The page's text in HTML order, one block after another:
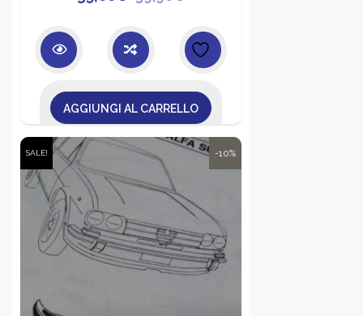
originale
era:
attuale
è:
AGGIUNGI AL CARRELLO
-10%
SALE!